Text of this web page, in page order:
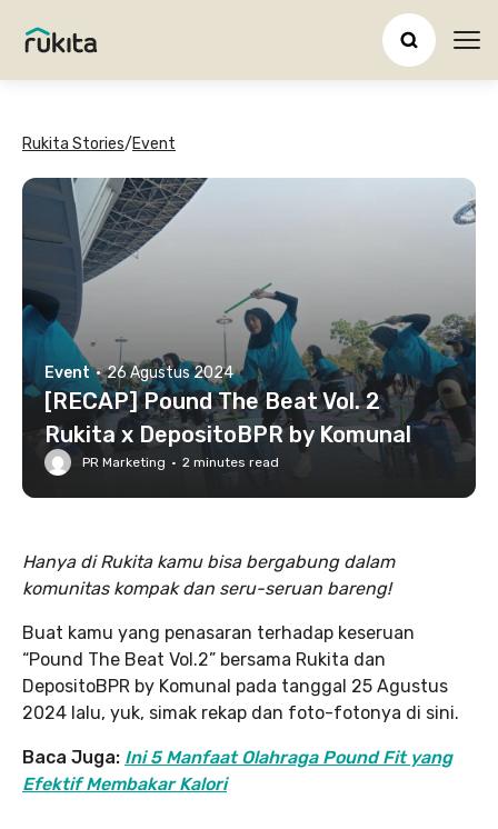
Rukita Stories/Event
Event · 26 Agustus 2024
[RECAP] Pound The Beat Vol. 2
Rukita x DepositoBPR by Komunal
PR Marketing · 2 minutes read
Hanya di Rukita kamu bisa bergabung dalam
komunitas kompak dan seru-seruan bareng!
Buat kamu yang penasaran terhadap keseruan
“Pound The Beat Vol.2” bersama Rukita dan
DepositoBPR by Komunal pada tanggal 25 Agustus
2024 lalu, yuk, simak rekap dan foto-fotonya di sini.
Baca Juga: Ini 5 Manfaat Olahraga Pound Fit yang
Efektif Membakar Kalori